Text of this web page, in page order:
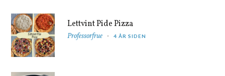
Lettvint Pide Pizza
Professorfrue 4 ÅR SIDEN